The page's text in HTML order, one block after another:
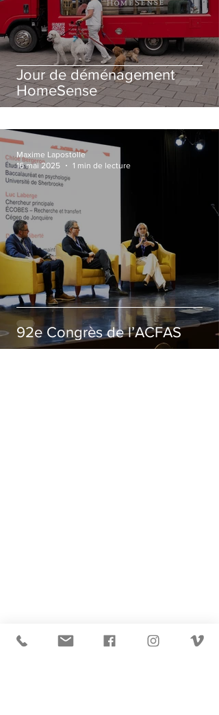
Jour de déménagement
HomeSense
92e Congrès de l’ACFAS
Maxime Lapostolle
16 mai 2025
1 min de lecture